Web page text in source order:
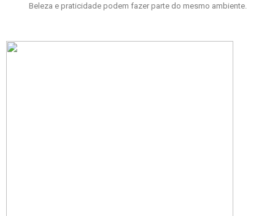
Beleza e praticidade podem fazer parte do mesmo ambiente.